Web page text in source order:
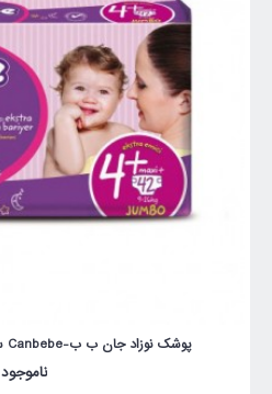
پوشک نوزاد جان ب ب-Canbebe سایز (+4) - 9 تا 20 کیلوگرم
ناموجود